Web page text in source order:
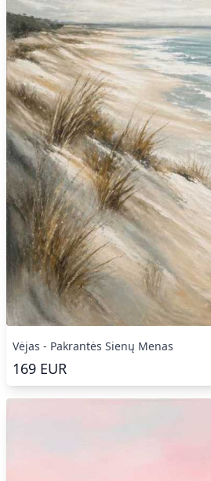
Vėjas - Pakrantės Sienų Menas
169 EUR